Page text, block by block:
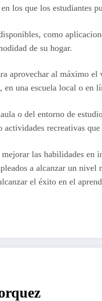
los que los estudiantes
como
de su hogar.
aprovechar al máximo
en una escuela local o
o del entorno de
recreativas
las habilidades
a alcanzar un
el éxito en el